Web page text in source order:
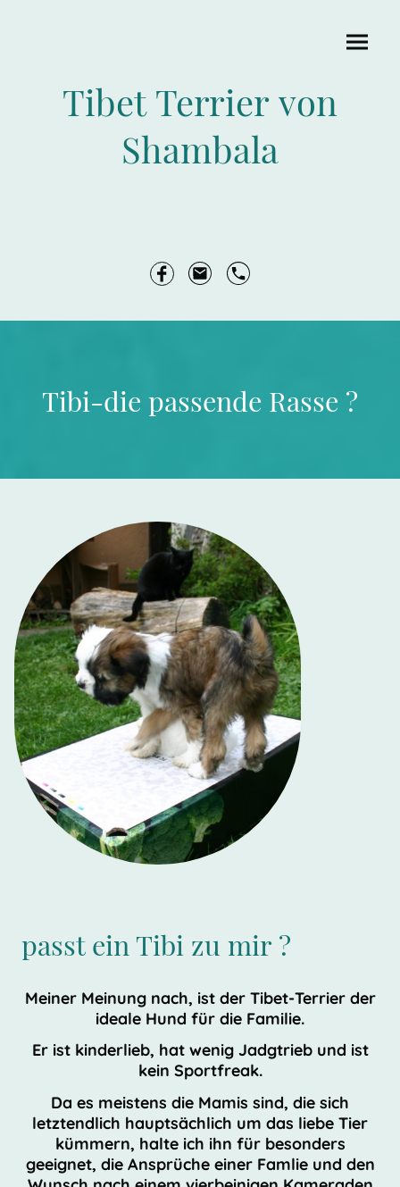
Tibet Terrier von
Shambala
Tibi-die passende Rasse ?
passt ein Tibi zu mir ?
Meiner Meinung nach, ist der Tibet-Terrier der
ideale Hund für die Familie.
Er ist kinderlieb, hat wenig Jadgtrieb und ist
kein Sportfreak.
Da es meistens die Mamis sind, die sich
letztendlich hauptsächlich um das liebe Tier
kümmern, halte ich ihn für besonders
geeignet, die Ansprüche einer Famlie und den